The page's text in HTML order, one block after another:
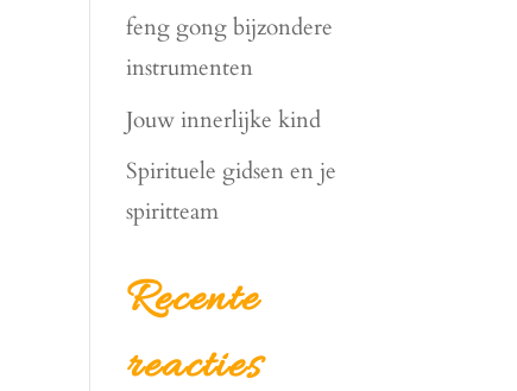
feng gong bijzondere
instrumenten
Jouw innerlijke kind
Spirituele gidsen en je
spiritteam
Recente
reacties